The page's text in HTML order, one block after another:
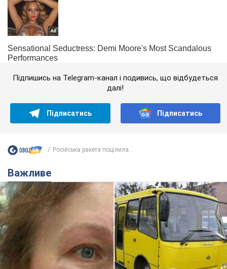
Підпишись на Telegram-канал і подивись, що відбудеться
далі!
Підписатись Підписатись
Російська ракета поцілила...
Важливе